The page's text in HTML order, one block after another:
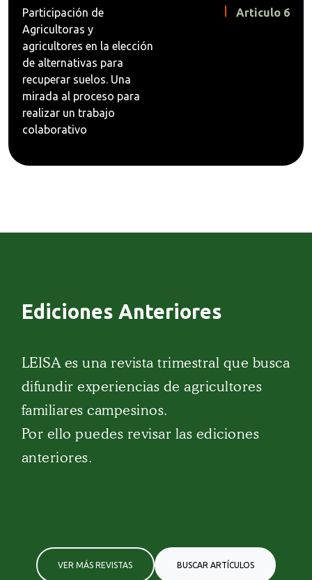
Participación de
Agricultoras y
agricultores en la elección
de alternativas para
recuperar suelos. Una
mirada al proceso para
realizar un trabajo
colaborativo
Articulo 6
Ediciones Anteriores
LEISA es una revista trimestral que busca
difundir experiencias de agricultores
familiares campesinos.
Por ello puedes revisar las ediciones
anteriores.
VER MÁS REVISTAS BUSCAR ARTÍCULOS